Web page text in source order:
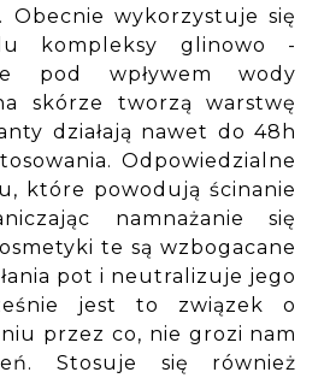
Obecnie wykorzystuje się
kompleksy glinowo -
pod wpływem wody
skórze tworzą warstwę
działają nawet do 48h
Odpowiedzialne
które powodują ścinanie
namnażanie się
te są wzbogacane
pot i neutralizuje jego
jest to związek o
przez co, nie grozi nam
Stosuje się również